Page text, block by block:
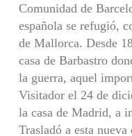
Comunidad de
española se refugió,
de Mallorca. Desde
casa de Barbastro
la guerra, aquel
Visitador el 24 de
la casa de Madrid, a
Trasladó a esta